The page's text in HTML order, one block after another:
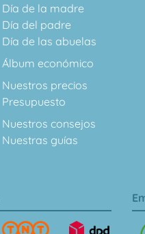
Día de la madre
Día del padre
Día de las abuelas
Álbum económico
Nuestros precios
Presupuesto
Nuestros consejos
Nuestras guías